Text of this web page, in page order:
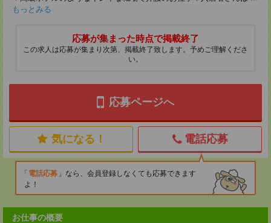
もっとみる
応募が集まった時点で掲載終了
この求人は応募が集まり次第、掲載終了致します。予めご理解くださ
い。
応募ページへ
気になる！ 電話応募
電話応募
なら、会員登録しなくても応募できます
よ！
お仕事の概要